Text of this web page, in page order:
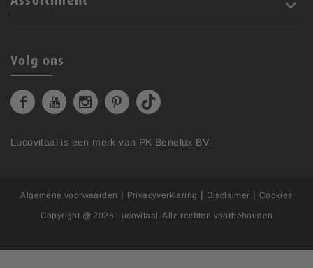
Volg ons
Lucovitaal is een merk van PK Benelux BV
Copyright @ 2026 Lucovitaal . Alle rechten voorbehouden
Algemene voorwaarden | Privacyverklaring | Disclaimer | Cookies